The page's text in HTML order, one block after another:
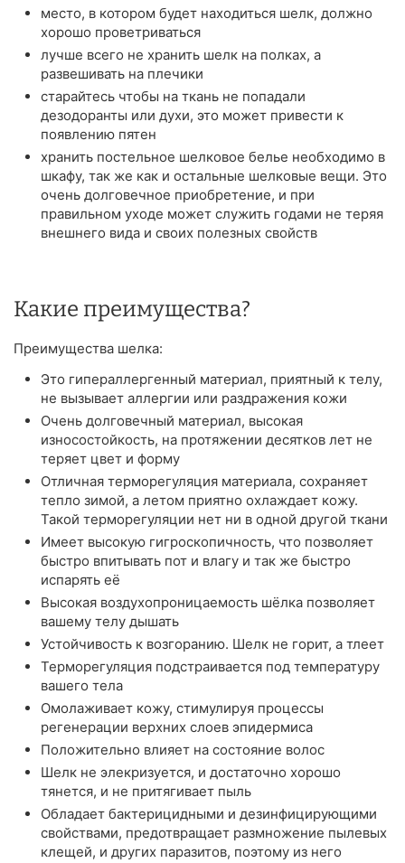
место, в котором будет находиться шелк, должно
хорошо проветриваться
лучше всего не хранить шелк на полках, а
развешивать на плечики
старайтесь чтобы на ткань не попадали
дезодоранты или духи, это может привести к
появлению пятен
хранить постельное шелковое белье необходимо в
шкафу, так же как и остальные шелковые вещи. Это
очень долговечное приобретение, и при
правильном уходе может служить годами не теряя
внешнего вида и своих полезных свойств
Какие преимущества?
Преимущества шелка:
Это гипераллергенный материал, приятный к телу,
не вызывает аллергии или раздражения кожи
Очень долговечный материал, высокая
износостойкость, на протяжении десятков лет не
теряет цвет и форму
Отличная терморегуляция материала, сохраняет
тепло зимой, а летом приятно охлаждает кожу.
Такой терморегуляции нет ни в одной другой ткани
Имеет высокую гигроскопичность, что позволяет
быстро впитывать пот и влагу и так же быстро
испарять её
Высокая воздухопроницаемость шёлка позволяет
вашему телу дышать
Устойчивость к возгоранию. Шелк не горит, а тлеет
Терморегуляция подстраивается под температуру
вашего тела
Омолаживает кожу, стимулируя процессы
регенерации верхних слоев эпидермиса
Положительно влияет на состояние волос
Шелк не элекризуется, и достаточно хорошо
тянется, и не притягивает пыль
Обладает бактерицидными и дезинфицирующими
свойствами, предотвращает размножение пылевых
клещей, и других паразитов, поэтому из него